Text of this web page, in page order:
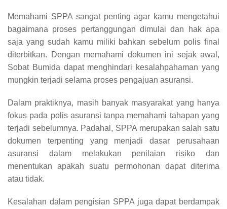
Memahami SPPA sangat penting agar kamu mengetahui
bagaimana proses pertanggungan dimulai dan hak apa
saja yang sudah kamu miliki bahkan sebelum polis final
diterbitkan. Dengan memahami dokumen ini sejak awal,
Sobat Bumida dapat menghindari kesalahpahaman yang
mungkin terjadi selama proses pengajuan asuransi.
Dalam praktiknya, masih banyak masyarakat yang hanya
fokus pada polis asuransi tanpa memahami tahapan yang
terjadi sebelumnya. Padahal, SPPA merupakan salah satu
dokumen terpenting yang menjadi dasar perusahaan
asuransi dalam melakukan penilaian risiko dan
menentukan apakah suatu permohonan dapat diterima
atau tidak.
Kesalahan dalam pengisian SPPA juga dapat berdampak